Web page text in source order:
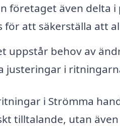
företaget även delta
att säkerställa att
uppstår behov av
justeringar i
i Strömma
tilltalande, utan